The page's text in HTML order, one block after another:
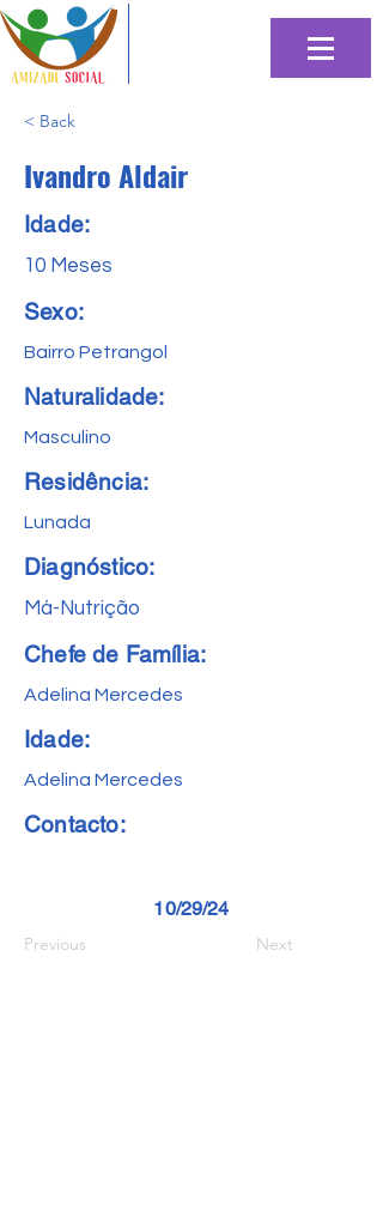
< Back
Ivandro Aldair
Idade:
10 Meses
Sexo:
Bairro Petrangol
Naturalidade:
Masculino
Residência:
Lunada
Diagnóstico:
Má-Nutrição
Chefe de Família:
Adelina Mercedes
Idade:
Adelina Mercedes
Contacto:
10/29/24
Previous Next